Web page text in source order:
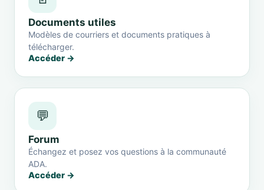
Documents utiles
Modèles de courriers et documents pratiques à
télécharger.
Accéder →
💬
Forum
Échangez et posez vos questions à la communauté
ADA.
Accéder →